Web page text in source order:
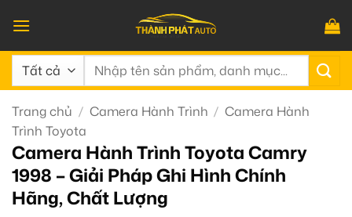
qua
nội
dung
Tìm
Trang chủ / Camera Hành Trình / Camera Hành
Trình Toyota
Camera Hành Trình Toyota Camry
1998 – Giải Pháp Ghi Hình Chính
Hãng, Chất Lượng